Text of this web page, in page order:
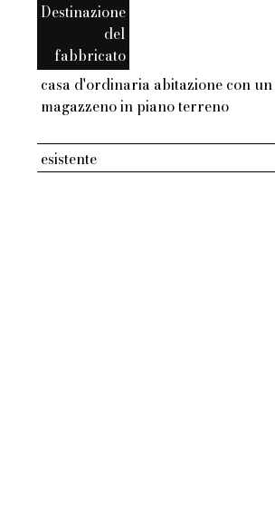
Destinazione
del
fabbricato
casa d'ordinaria abitazione con un
magazzeno in piano terreno
esistente